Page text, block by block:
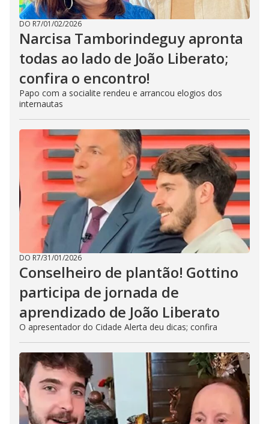
DO R7/01/02/2026
Narcisa Tamborindeguy apronta
todas ao lado de João Liberato;
confira o encontro!
Papo com a socialite rendeu e arrancou elogios dos
internautas
DO R7/31/01/2026
Conselheiro de plantão! Gottino
participa de jornada de
aprendizado de João Liberato
O apresentador do Cidade Alerta deu dicas; confira